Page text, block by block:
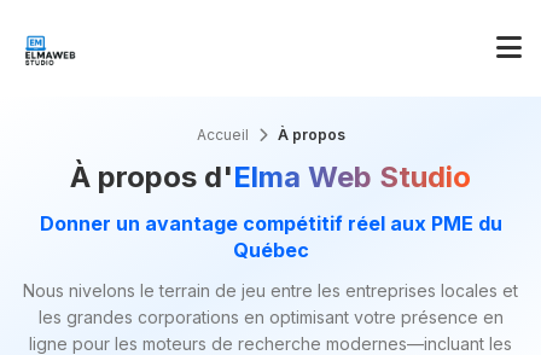
Accueil À propos
À propos d'Elma Web Studio
Donner un avantage compétitif réel aux PME du
Québec
Nous nivelons le terrain de jeu entre les entreprises locales et
les grandes corporations en optimisant votre présence en
ligne pour les moteurs de recherche modernes—incluant les